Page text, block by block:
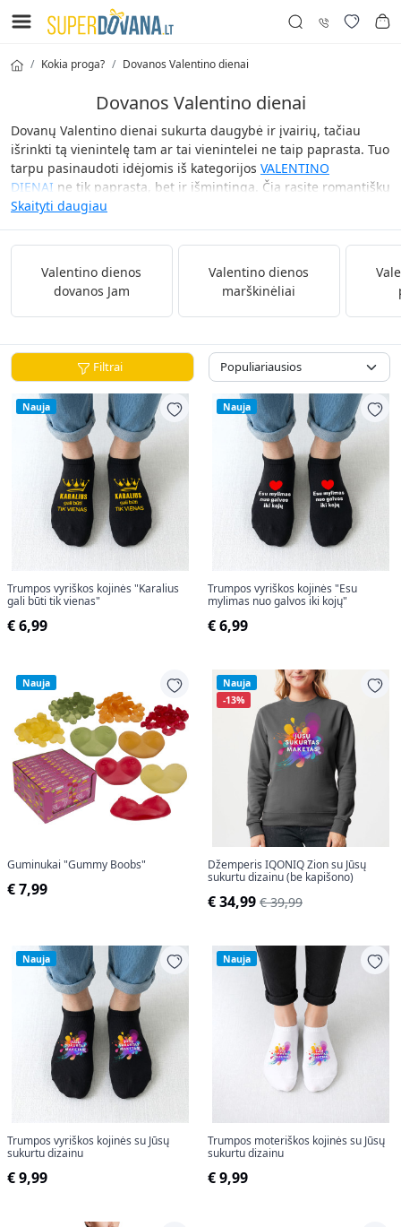
Kokia proga? Dovanos Valentino dienai
Dovanos Valentino dienai
Dovanų Valentino dienai sukurta daugybė ir įvairių, tačiau
išrinkti tą vienintelę tam ar tai vienintelei ne taip paprasta. Tuo
tarpu pasinaudoti idėjomis iš kategorijos VALENTINO
DIENAI ne tik paprasta, bet ir išmintinga. Čia rasite romantiškų
puodelių, pikantiškų apatinių bei šaunių kojinių porų ar kojinių
meilės atspalviu.
Skaityti daugiau
Valentino dienos
dovanos Jam
Valentino dienos
marškinėliai
Filtrai
Nauja
Trumpos vyriškos kojinės "Karalius
gali būti tik vienas"
€ 6,99
Nauja
Trumpos vyriškos kojinės "Esu
mylimas nuo galvos iki kojų"
€ 6,99
Nauja
Guminukai "Gummy Boobs"
€ 7,99
Nauja
-13%
Džemperis IQONIQ Zion su Jūsų
sukurtu dizainu (be kapišono)
€ 34,99 € 39,99
Nauja
Trumpos vyriškos kojinės su Jūsų
sukurtu dizainu
€ 9,99
Nauja
Trumpos moteriškos kojinės su Jūsų
sukurtu dizainu
€ 9,99